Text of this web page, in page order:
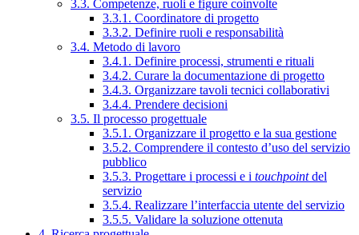
3.3. Competenze, ruoli e figure coinvolte
3.3.1. Coordinatore di progetto
3.3.2. Definire ruoli e responsabilità
3.4. Metodo di lavoro
3.4.1. Definire processi, strumenti e rituali
3.4.2. Curare la documentazione di progetto
3.4.3. Organizzare tavoli tecnici collaborativi
3.4.4. Prendere decisioni
3.5. Il processo progettuale
3.5.1. Organizzare il progetto e la sua gestione
3.5.2. Comprendere il contesto d’uso del servizio
pubblico
3.5.3. Progettare i processi e i touchpointdel
servizio
3.5.4. Realizzare l’interfaccia utente del servizio
3.5.5. Validare la soluzione ottenuta